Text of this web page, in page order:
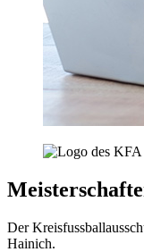
Der
Hainich.